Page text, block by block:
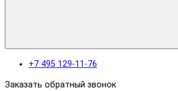
+7 495 129-11-76
Заказать обратный звонок